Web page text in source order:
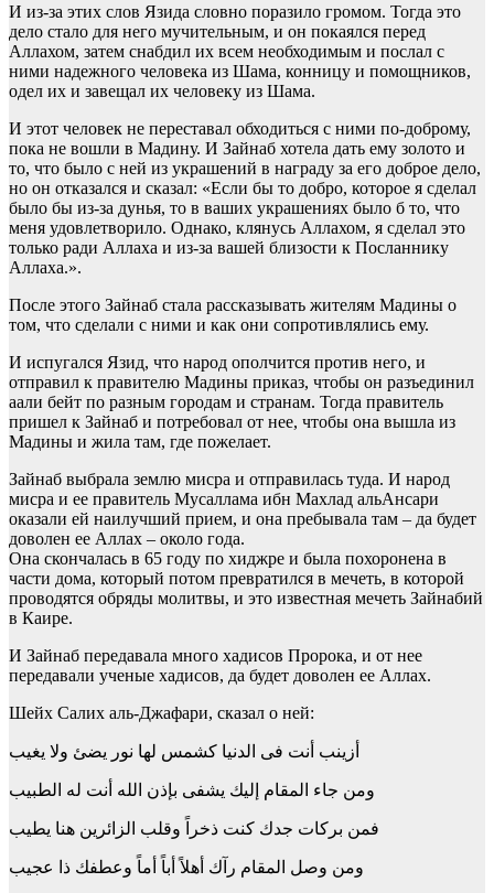
И из-за этих слов Язида словно поразило громом. Тогда это
дело стало для него мучительным, и он покаялся перед
Аллахом, затем снабдил их всем необходимым и послал с
ними надежного человека из Шама, конницу и помощников,
одел их и завещал их человеку из Шама.
И этот человек не переставал обходиться с ними по-доброму,
пока не вошли в Мадину. И Зайнаб хотела дать ему золото и
то, что было с ней из украшений в награду за его доброе дело,
но он отказался и сказал: «Если бы то добро, которое я сделал
было бы из-за дунья, то в ваших украшениях было б то, что
меня удовлетворило. Однако, клянусь Аллахом, я сделал это
только ради Аллаха и из-за вашей близости к Посланнику
Аллаха.».
После этого Зайнаб стала рассказывать жителям Мадины о
том, что сделали с ними и как они сопротивлялись ему.
И испугался Язид, что народ ополчится против него, и
отправил к правителю Мадины приказ, чтобы он разъединил
аали бейт по разным городам и странам. Тогда правитель
пришел к Зайнаб и потребовал от нее, чтобы она вышла из
Мадины и жила там, где пожелает.
Зайнаб выбрала землю мисра и отправилась туда. И народ
мисра и ее правитель Мусаллама ибн Махлад альАнсари
оказали ей наилучший прием, и она пребывала там – да будет
доволен ее Аллах – около года.
Она скончалась в 65 году по хиджре и была похоронена в
части дома, который потом превратился в мечеть, в которой
проводятся обряды молитвы, и это известная мечеть Зайнабий
в Каире.
И Зайнаб передавала много хадисов Пророка, и от нее
передавали ученые хадисов, да будет доволен ее Аллах.
Шейх Салих аль-Джафари, сказал о ней:
أزينب أنت فى الدنيا كشمس لها نور يضئ ولا يغيب
ومن جاء المقام إليك يشفى بإذن الله أنت له الطبيب
فمن بركات جدك كنت ذخراً وقلب الزائرين هنا يطيب
ومن وصل المقام رآك أهلاً أباً أماً وعطفك ذا عجيب